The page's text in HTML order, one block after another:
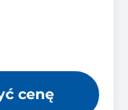
cenę